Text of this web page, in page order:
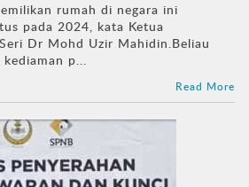
rumah di negara ini
pada 2024, kata Ketua
Dr Mohd Uzir Mahidin.Beliau
p...
Read More